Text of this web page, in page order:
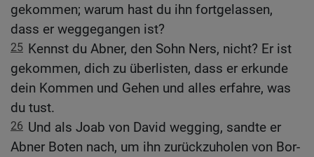
gekommen; warum hast du ihn fortgelassen,
dass er weggegangen ist?
25 Kennst du Abner, den Sohn Ners, nicht? Er ist
gekommen, dich zu überlisten, dass er erkunde
dein Kommen und Gehen und alles erfahre, was
du tust.
26 Und als Joab von David wegging, sandte er
Abner Boten nach, um ihn zurückzuholen von Bor-